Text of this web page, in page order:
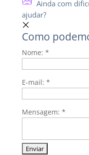
Ainda com
ajudar?
Como
Nome: *
E-mail: *
Mensagem: *